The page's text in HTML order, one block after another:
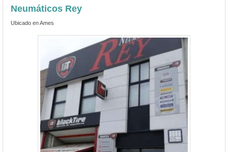
Neumáticos Rey
Ubicado en Ames